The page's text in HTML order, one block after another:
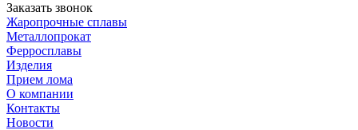
Заказать звонок
Жаропрочные сплавы
Металлопрокат
Ферросплавы
Изделия
Прием лома
О компании
Контакты
Новости